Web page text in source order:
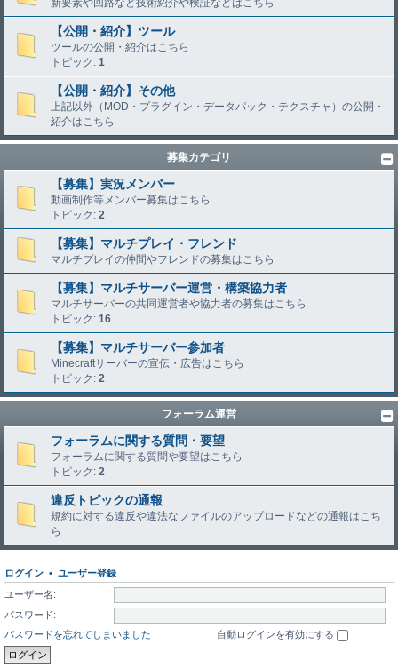
新要素や回路など技術紹介や検証などはこちら
【公開・紹介】ツール
ツールの公開・紹介はこちら
トピック: 1
【公開・紹介】その他
上記以外（MOD・プラグイン・データパック・テクスチャ）の公開・
紹介はこちら
募集カテゴリ
【募集】実況メンバー
動画制作等メンバー募集はこちら
トピック: 2
【募集】マルチプレイ・フレンド
マルチプレイの仲間やフレンドの募集はこちら
【募集】マルチサーバー運営・構築協力者
マルチサーバーの共同運営者や協力者の募集はこちら
トピック: 16
【募集】マルチサーバー参加者
Minecraftサーバーの宣伝・広告はこちら
トピック: 2
フォーラム運営
フォーラムに関する質問・要望
フォーラムに関する質問や要望はこちら
トピック: 2
違反トピックの通報
規約に対する違反や違法なファイルのアップロードなどの通報はこち
ら
ログイン • ユーザー登録
ユーザー名:
パスワード:
パスワードを忘れてしまいました
自動ログインを有効にする